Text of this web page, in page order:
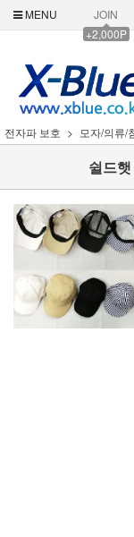
MENU
JOIN
+2,000P
전자파 보호 모자/의류/
쉴드